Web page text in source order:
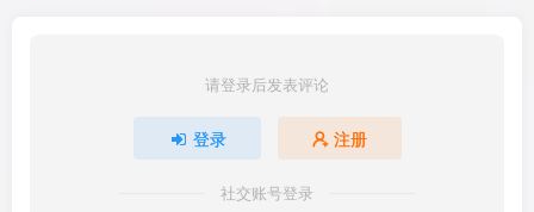
请登录后发表评论
登录 注册
社交账号登录